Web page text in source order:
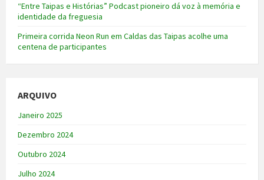
“Entre Taipas e Histórias” Podcast pioneiro dá voz à memória e
identidade da freguesia
Primeira corrida Neon Run em Caldas das Taipas acolhe uma
centena de participantes
ARQUIVO
Janeiro 2025
Dezembro 2024
Outubro 2024
Julho 2024